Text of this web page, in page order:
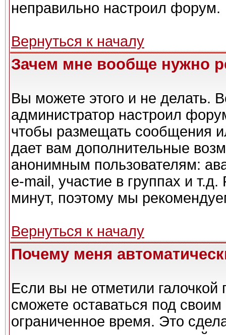
неправильно настроил форум.
Вернуться к началу
Зачем мне вообще нужно
Вы можете этого и не делать.
администратор настроил
чтобы размещать сообщения
дает вам дополнительные
анонимным пользователям:
e-mail, участие в группах и
минут, поэтому мы
Вернуться к началу
Почему меня
Если вы не отметили галочкой
сможете оставаться под
ограниченное время. Это